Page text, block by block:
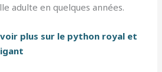
adulte en quelques années.
plus sur le python royal et